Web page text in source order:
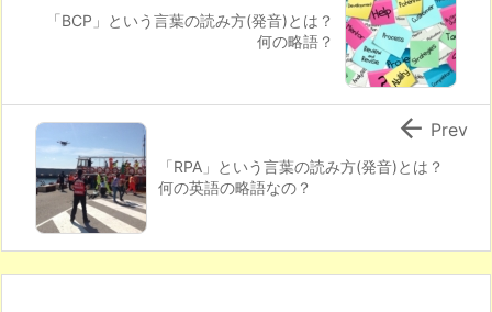
「BCP」という言葉の読み方(発音)とは？
何の略語？
「RPA」という言葉の読み方(発音)とは？
何の英語の略語なの？
 Prev